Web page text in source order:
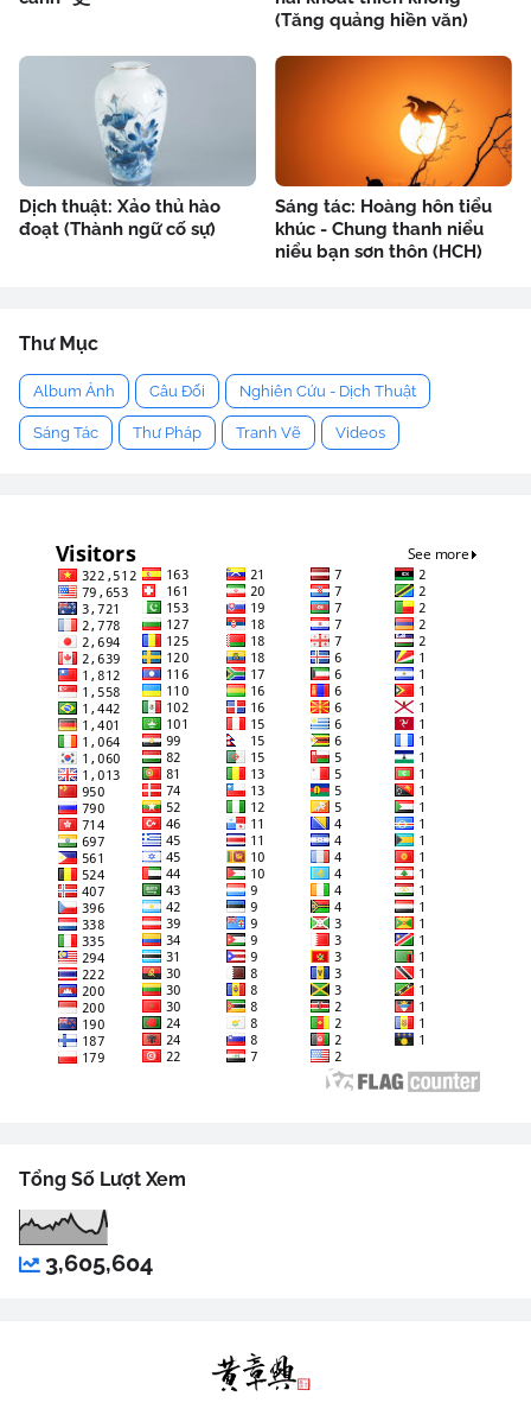
(Tăng quảng hiền văn)
Dịch thuật: Xảo thủ hào
đoạt (Thành ngữ cố sự)
Sáng tác: Hoàng hôn tiểu
khúc - Chung thanh niểu
niểu bạn sơn thôn (HCH)
Thư Mục
Album Ảnh Câu Đối Nghiên Cứu - Dịch Thuật
Sáng Tác Thư Pháp Tranh Vẽ Videos
Tổng Số Lượt Xem
3,605,604